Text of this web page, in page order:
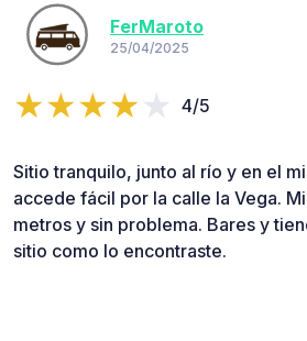
FerMaroto
25/04/2025
4/5
Sitio tranquilo, junto al río y en el
accede fácil por la calle la Vega.
metros y sin problema. Bares y
sitio como lo encontraste.